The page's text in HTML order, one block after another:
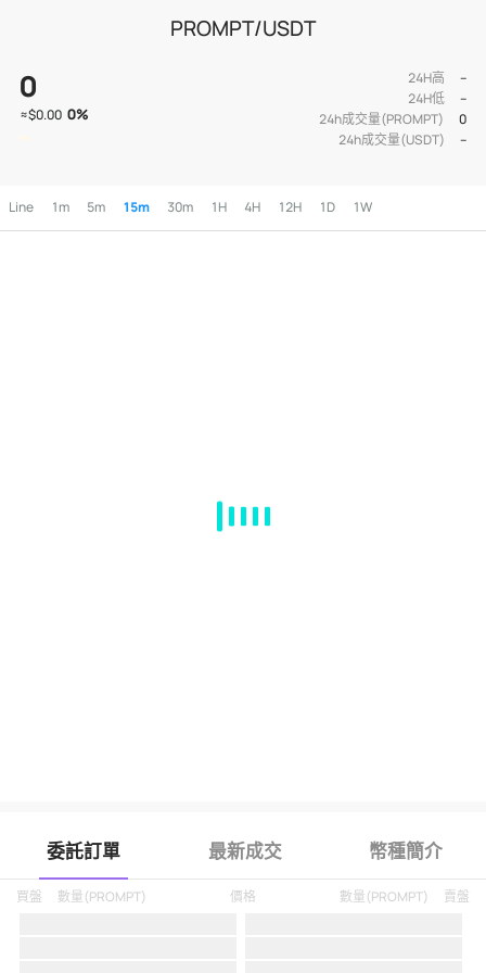
PROMPT/USDT
0
≈$0.00 0%
24H高
--
24H低
--
24h成交量(PROMPT)
0
24h成交量(USDT)
--
Line 1m 5m 15m 30m 1H 4H 12H 1D 1W
委託訂單 最新成交 幣種簡介
買盤 數量(PROMPT) 價格 賣盤
數量(PROMPT)